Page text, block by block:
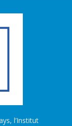
l’Institut